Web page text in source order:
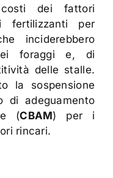
dei fattori
per
inciderebbero
foraggi e, di
delle stalle.
la sospensione
di adeguamento
(CBAM) per i
rincari.